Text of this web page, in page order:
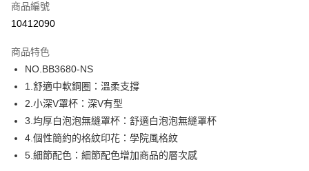
街口支付
運送方式
全家取貨付款
每筆NT$80，滿NT$1,000(含以上)免運費
付款後全家取貨
每筆NT$80，滿NT$1,000(含以上)免運費
商品編號
10412090
商品特色
NO.BB3680-NS
1.舒適中軟鋼圈：溫柔支撐
2.小深V罩杯：深V有型
3.均厚白泡泡無縫罩杯：舒適白泡泡無縫罩杯
4.個性簡約的格紋印花：學院風格紋
5.細節配色：細節配色增加商品的層次感